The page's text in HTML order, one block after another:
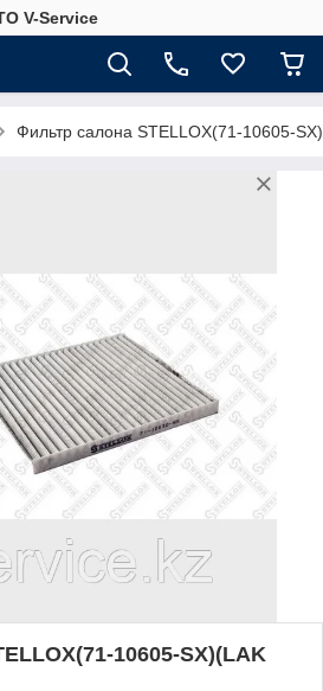
V-Service
Фильтр салона STELLOX(71-10605-
10605-SX)(LAK